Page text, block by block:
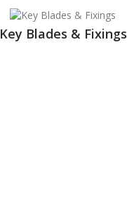
Key Blades & Fixings